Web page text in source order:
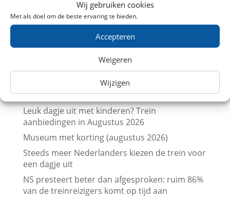
Wij gebruiken cookies
Met als doel om de beste ervaring te bieden.
Accepteren
Weigeren
Wijzigen
Vergelijk treinkaartjes naar Londen met
prijskalenders
Vergelijk treinkaartjes naar Parijs met
Treinkaartjes bij NS International met korting
Beurs en trein met korting (augustus 2026)
Leuk dagje uit met kinderen? Trein
aanbiedingen in Augustus 2026
Museum met korting (augustus 2026)
Steeds meer Nederlanders kiezen de trein voor
een dagje uit
NS presteert beter dan afgesproken: ruim 86%
van de treinreizigers komt op tijd aan